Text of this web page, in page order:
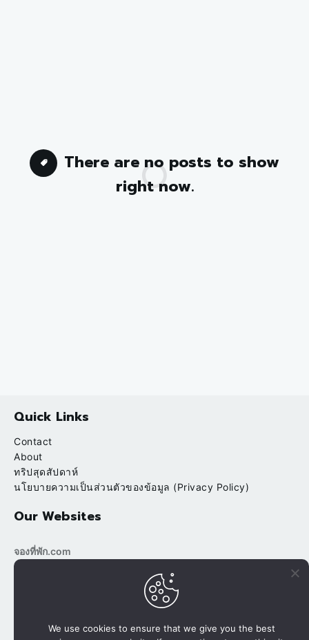
There are no posts to show
right now.
Quick Links
Contact
About
ทริปสุดสัปดาห์
นโยบายความเป็นส่วนตัวของข้อมูล (Privacy Policy)
Our Websites
จองที่พัก.com
บ้านต้นข้าว ริมน้ำ สวนผึ้ง ราชบุรี
We use cookies to ensure that we give you the best